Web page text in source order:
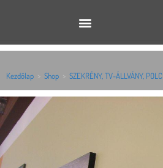
Kezdőlap > Shop > SZEKRÉNY, TV-ÁLLVÁNY, POLC